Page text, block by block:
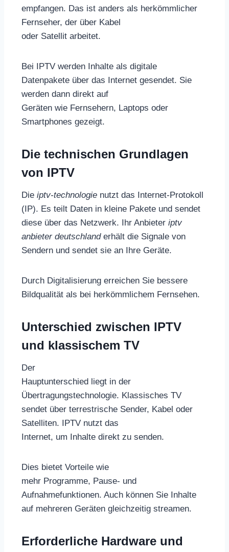
empfangen. Das ist anders als herkömmlicher
Fernseher, der über Kabel
oder Satellit arbeitet.
Bei IPTV werden Inhalte als digitale
Datenpakete über das Internet gesendet. Sie
werden dann direkt auf
Geräten wie Fernsehern, Laptops oder
Smartphones gezeigt.
Die technischen Grundlagen
von IPTV
Die iptv-technologie nutzt das Internet-Protokoll
(IP). Es teilt Daten in kleine Pakete und sendet
diese über das Netzwerk. Ihr Anbieter iptv
anbieter deutschlanderhält die Signale von
Sendern und sendet sie an Ihre Geräte.
Durch Digitalisierung erreichen Sie bessere
Bildqualität als bei herkömmlichem Fernsehen.
Unterschied zwischen IPTV
und klassischem TV
Der
Hauptunterschied liegt in der
Übertragungstechnologie. Klassisches TV
sendet über terrestrische Sender, Kabel oder
Satelliten. IPTV nutzt das
Internet, um Inhalte direkt zu senden.
Dies bietet Vorteile wie
mehr Programme, Pause- und
Aufnahmefunktionen. Auch können Sie Inhalte
auf mehreren Geräten gleichzeitig streamen.
Erforderliche Hardware und